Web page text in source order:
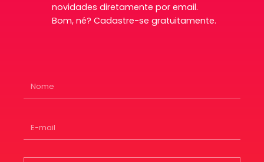
novidades diretamente por email.
Bom, né? Cadastre-se gratuitamente.